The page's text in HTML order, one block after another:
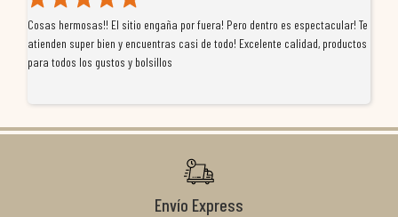
Cosas hermosas!! El sitio engaña por fuera! Pero dentro es espectacular! Te
atienden super bien y encuentras casi de todo! Excelente calidad, productos
para todos los gustos y bolsillos
Envío Express